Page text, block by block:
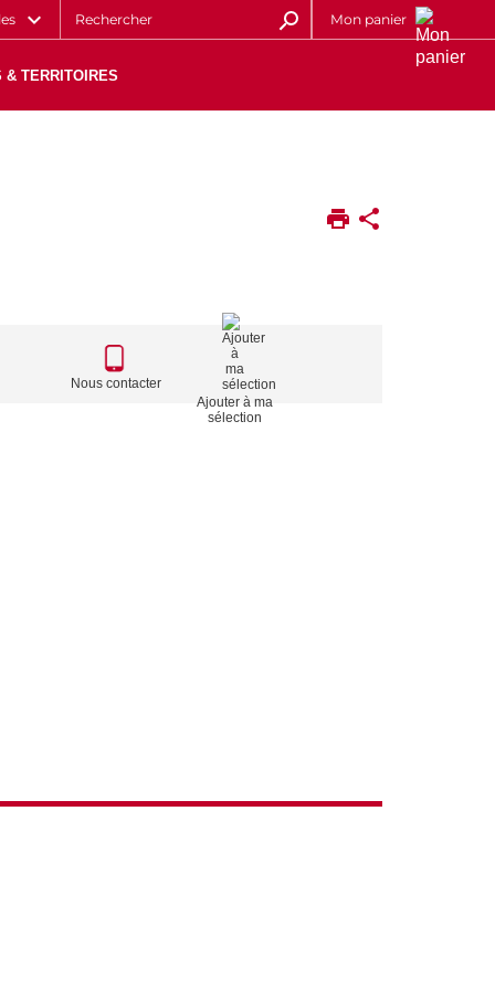
Mon panier
& TERRITOIRES
CALL
TO
ACTIONS
Nous contacter
Ajouter à ma
sélection